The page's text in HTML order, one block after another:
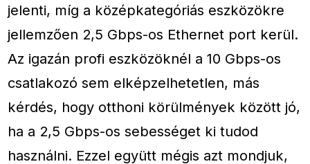
jelenti, míg a középkategóriás eszközökre
jellemzően 2,5 Gbps-os Ethernet port kerül.
Az igazán profi eszközöknél a 10 Gbps-os
csatlakozó sem elképzelhetetlen, más
kérdés, hogy otthoni körülmények között jó,
ha a 2,5 Gbps-os sebességet ki tudod
használni. Ezzel együtt mégis azt mondjuk,